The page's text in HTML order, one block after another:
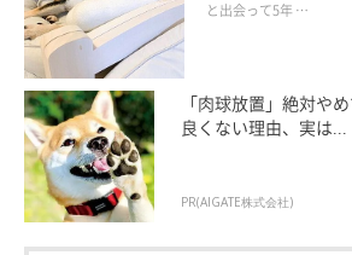
と出会って5年 …
「肉球放置」絶対や
良くない理由、実は...
PR(AIGATE株式会社)